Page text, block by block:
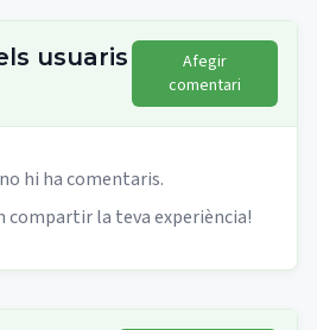
usuaris
Afegir
comentari
hi ha comentaris.
compartir la teva experiència!